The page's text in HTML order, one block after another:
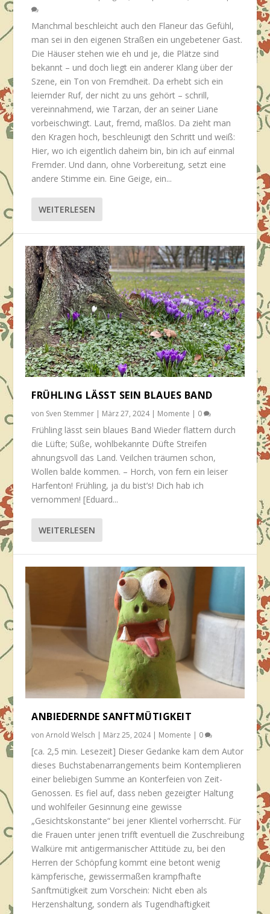
Manchmal beschleicht auch den Flaneur das Gefühl,
man sei in den eigenen Straßen ein ungebetener Gast.
Die Häuser stehen wie eh und je, die Plätze sind
bekannt – und doch liegt ein anderer Klang über der
Szene, ein Ton von Fremdheit. Da erhebt sich ein
leiernder Ruf, der nicht zu uns gehört – schrill,
vereinnahmend, wie Tarzan, der an seiner Liane
vorbeischwingt. Laut, fremd, maßlos. Da zieht man
den Kragen hoch, beschleunigt den Schritt und weiß:
Hier, wo ich eigentlich daheim bin, bin ich auf einmal
Fremder. Und dann, ohne Vorbereitung, setzt eine
andere Stimme ein. Eine Geige, ein...
WEITERLESEN
FRÜHLING LÄSST SEIN BLAUES BAND
von Sven Stemmer | März 27, 2024| Momente | 0
Frühling lässt sein blaues Band Wieder flattern durch
die Lüfte; Süße, wohlbekannte Düfte Streifen
ahnungsvoll das Land. Veilchen träumen schon,
Wollen balde kommen. – Horch, von fern ein leiser
Harfenton! Frühling, ja du bist’s! Dich hab ich
vernommen! [Eduard...
WEITERLESEN
ANBIEDERNDE SANFTMÜTIGKEIT
vonArnold Welsch | März 25, 2024| Momente | 0
[ca. 2,5 min. Lesezeit] Dieser Gedanke kam dem Autor
dieses Buchstabenarrangements beim Kontemplieren
einer beliebigen Summe an Konterfeien von Zeit-
Genossen. Es fiel auf, dass neben gezeigter Haltung
und wohlfeiler Gesinnung eine gewisse
„Gesichtskonstante“ bei jener Klientel vorherrscht. Für
die Frauen unter jenen trifft eventuell die Zuschreibung
Walküre mit antigermanischer Attitüde zu, bei den
Herren der Schöpfung kommt eine betont wenig
kämpferische, gewissermaßen krampfhafte
Sanftmütigkeit zum Vorschein: Nicht eben als
Herzenshaltung, sondern als Tugendhaftigkeit